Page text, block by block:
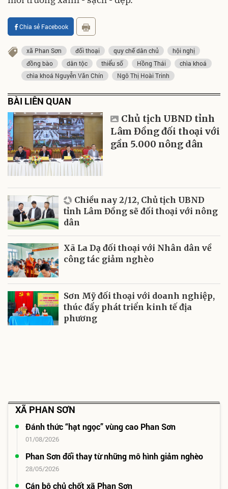
Chia sẻ Facebook
xã Phan Sơn đối thoại quy chế dân chủ
hội nghị
đồng bào
dân tộc thiểu số Hồng Thái
chìa khoá
chìa khoá Nguyễn Văn Chín
Ngô Thị Hoài Trinh
BÀI LIÊN QUAN
Chủ tịch UBND tỉnh
Lâm Đồng đối thoại với
gần 5.000 nông dân
Chiều nay 2/12, Chủ tịch UBND
tỉnh Lâm Đồng sẽ đối thoại với nông
dân
Xã La Dạ đối thoại với Nhân dân về
công tác giảm nghèo
Sơn Mỹ đối thoại với doanh nghiệp,
thúc đẩy phát triển kinh tế địa
phương
XÃ PHAN SƠN
Đánh thức “hạt ngọc” vùng cao Phan Sơn
01/08/2026
Phan Sơn đổi thay từ những mô hình giảm nghèo
28/05/2026
Cán bộ chủ chốt xã Phan Sơn